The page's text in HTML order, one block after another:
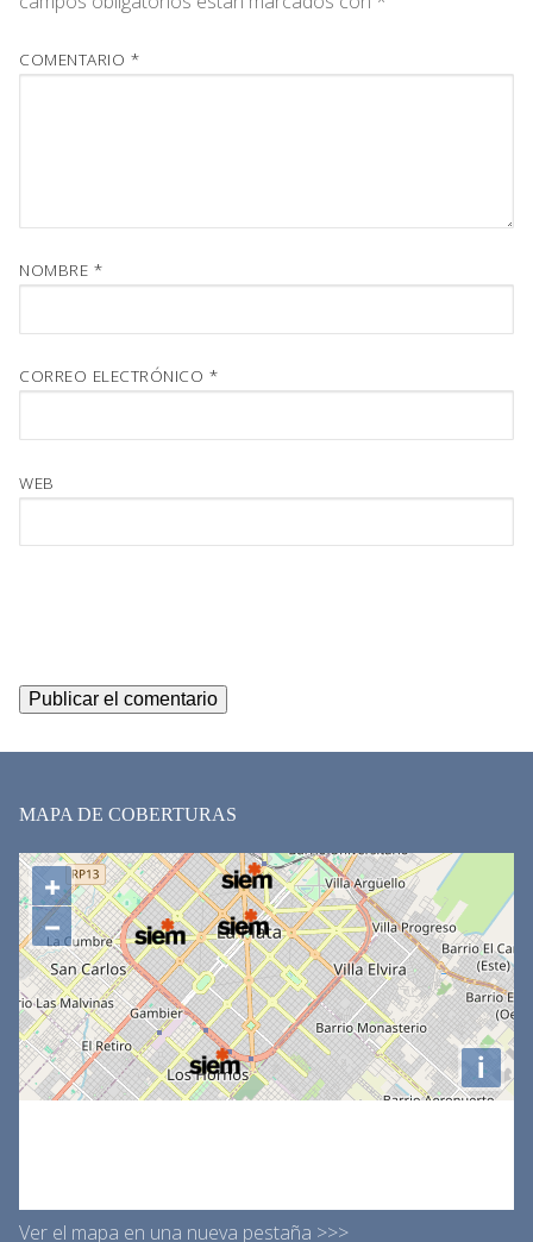
COMENTARIO *
NOMBRE *
CORREO ELECTRÓNICO *
WEB
MAPA DE COBERTURAS
Ver el mapa en una nueva pestaña >>>